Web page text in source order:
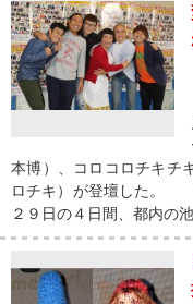
本博）、コロコロチキチ
ロチキ）が登壇した。
２９日の４日間、都内の